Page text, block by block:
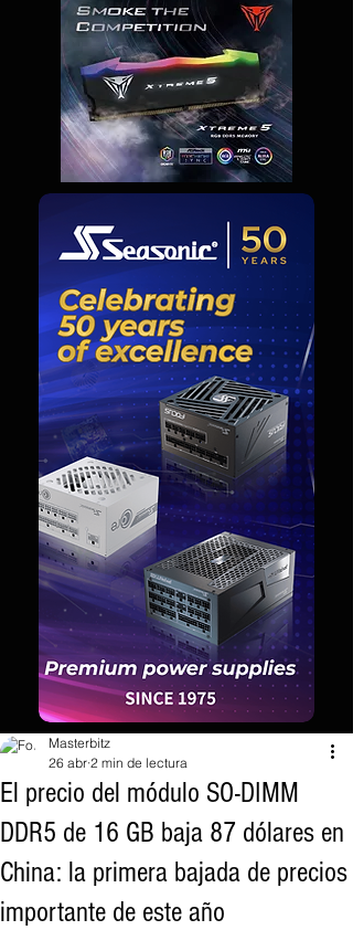
El precio del módulo SO-DIMM
DDR5 de 16 GB baja 87 dólares en
China: la primera bajada de precios
importante de este año
Masterbitz
26 abr 2 min de lectura